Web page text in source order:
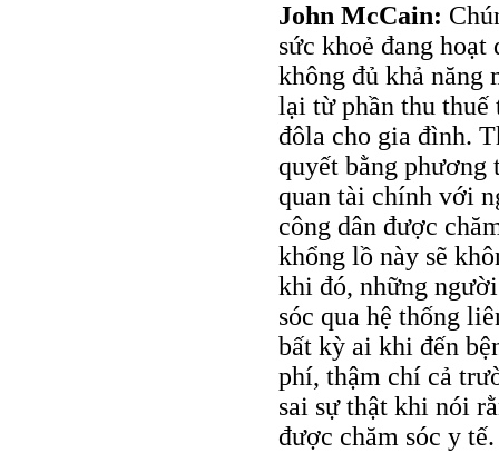
John McCain:
sức khoẻ đang
không đủ khả năng
lại từ phần thu thuế
đôla cho gia đình.
quyết bằng phương
quan tài chính với
công dân được
khổng lồ này sẽ
khi đó, những
sóc qua hệ thống
bất kỳ ai khi đến
phí, thậm chí cả
sai sự thật khi nói
được chăm sóc y tế.